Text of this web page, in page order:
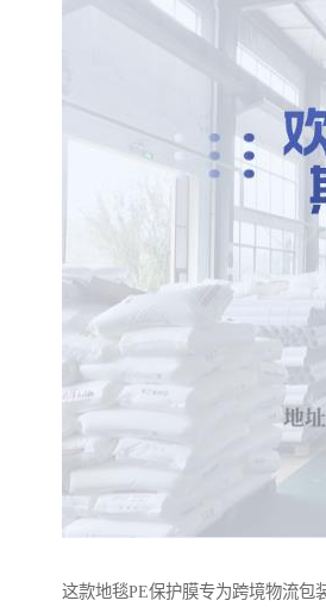
这款地毯PE保护膜专为跨境物流包